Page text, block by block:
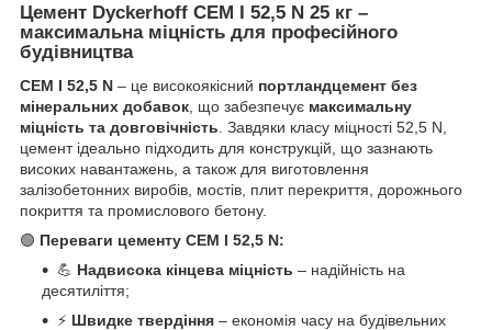
Цемент Dyckerhoff CEM I 52,5 N 25 кг –
максимальна міцність для професійного
будівництва
CEM I 52,5 N – це високоякісний портландцемент без
мінеральних добавок , що забезпечує максимальну
міцність та довговічність . Завдяки класу міцності 52,5 N,
цемент ідеально підходить для конструкцій, що зазнають
високих навантажень, а також для виготовлення
залізобетонних виробів, мостів, плит перекриття, дорожнього
покриття та промислового бетону.
🟢 Переваги цементу CEM I 52,5 N:
💪 Надвисока кінцева міцність – надійність на
десятиліття;
⚡ Швидке твердіння – економія часу на будівельних